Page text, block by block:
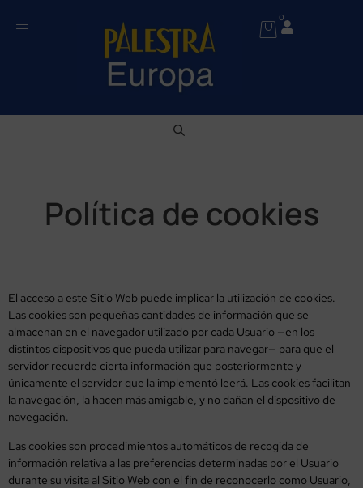
0
Política de cookies
El acceso a este Sitio Web puede implicar la utilización de cookies.
Las cookies son pequeñas cantidades de información que se
almacenan en el navegador utilizado por cada Usuario —en los
distintos dispositivos que pueda utilizar para navegar— para que el
servidor recuerde cierta información que posteriormente y
únicamente el servidor que la implementó leerá. Las cookies facilitan
la navegación, la hacen más amigable, y no dañan el dispositivo de
navegación.
Las cookies son procedimientos automáticos de recogida de
información relativa a las preferencias determinadas por el Usuario
durante su visita al Sitio Web con el fin de reconocerlo como Usuario,